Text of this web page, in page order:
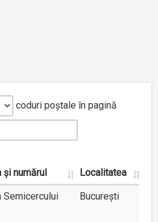
coduri poștale în pagină
și numărul Localitatea
Semicercului
București